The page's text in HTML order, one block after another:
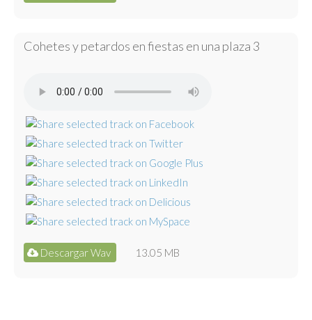
Cohetes y petardos en fiestas en una plaza 3
Descargar Wav 13.05 MB